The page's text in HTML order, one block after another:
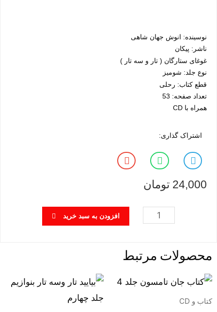
نوسینده: انوش جهان شاهی
ناشر: پیکان
غوغای ستارگان ( تار و سه تار )
نوع جلد: شومیز
قطع کتاب: رحلی
تعداد صفحه: 53
همراه با CD
اشتراک گذاری:
24,000 تومان
افزودن به سبد خرید
محصولات مرتبط
کتاب و CD